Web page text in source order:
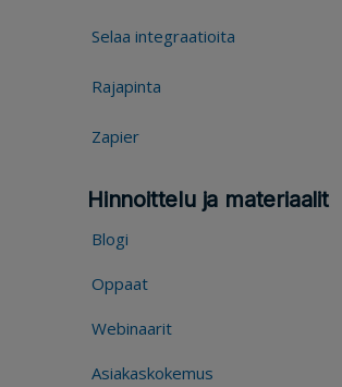
Selaa integraatioita
Rajapinta
Zapier
Hinnoittelu ja materiaalit
Blogi
Oppaat
Webinaarit
Asiakaskokemus